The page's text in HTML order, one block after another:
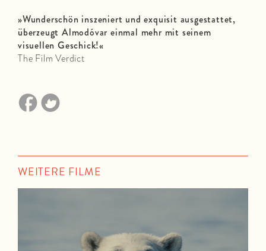
»Wunderschön inszeniert und exquisit ausgestattet,
überzeugt Almodóvar einmal mehr mit seinem
visuellen Geschick!«
The Film Verdict
WEITERE FILME